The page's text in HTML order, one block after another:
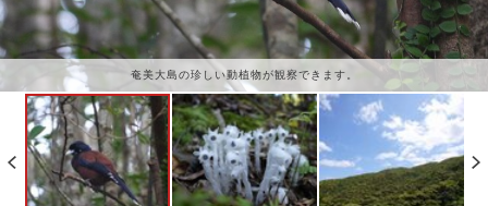
奄美大島の珍しい動植物が観察できます。